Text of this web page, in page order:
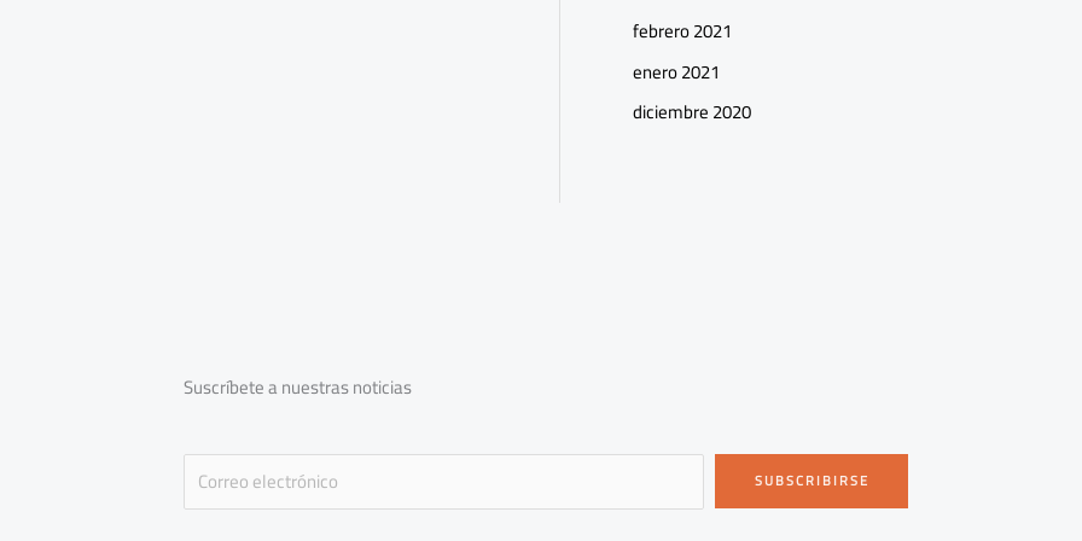
febrero 2021
enero 2021
diciembre 2020
Suscríbete a nuestras noticias
E
a
SUBSCRIBIRSE